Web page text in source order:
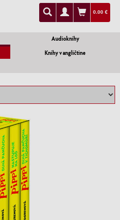
0.00 €
Audioknihy
Knihy v angličtine